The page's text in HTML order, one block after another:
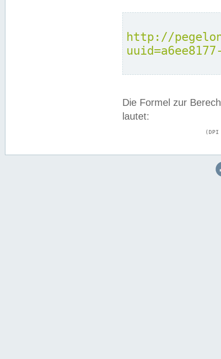
http://
Die Formel zur
lautet: